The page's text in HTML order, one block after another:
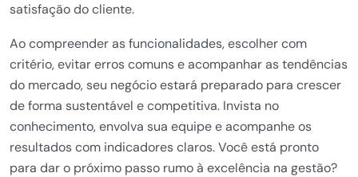
satisfação do cliente.
Ao compreender as funcionalidades, escolher com
critério, evitar erros comuns e acompanhar as tendências
do mercado, seu negócio estará preparado para crescer
de forma sustentável e competitiva. Invista no
conhecimento, envolva sua equipe e acompanhe os
resultados com indicadores claros. Você está pronto
para dar o próximo passo rumo à excelência na gestão?